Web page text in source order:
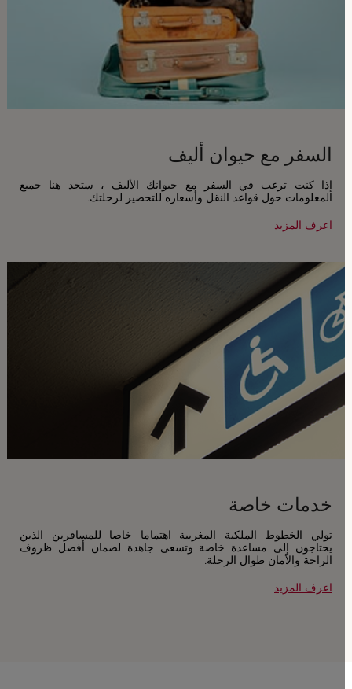
السفر مع حيوان أليف
إذا كنت ترغب في السفر مع حيوانك الأليف ، ستجد هنا جميع
المعلومات حول قواعد النقل وأسعاره للتحضير لرحلتك.
اعرف المزيد
خدمات خاصة
تولي الخطوط الملكية المغربية اهتماما خاصا للمسافرين الذين
يحتاجون إلى مساعدة خاصة وتسعى جاهدة لضمان أفضل ظروف
الراحة والأمان طوال الرحلة.
اعرف المزيد